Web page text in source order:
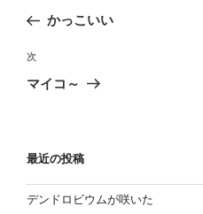
ビ
ゲ
ョ
ン
の
稿
かっこいい
次
投
次
マイコ～
最近の投稿
デンドロビウムが咲いた